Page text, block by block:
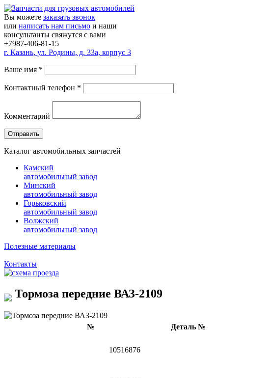
Вы можете заказать звонок
или написать нам письмо и наши
консультанты свяжутся с вами
+7987-406-81-15
г. Казань, ул. Родины, д. 33а, корпус 3
Ваше имя *
Контактный телефон *
Комментарий
Каталог автомобильных запчастей
Камский
автомобильный завод
Минский
автомобильный завод
Горьковский
автомобильный завод
Волжский
автомобильный завод
Полезные материалы
Контакты
Тормоза передние ВАЗ-2109
№ Деталь №
10516876